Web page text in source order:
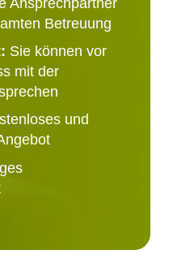
Betreuung
Sie können vor
mit der
und